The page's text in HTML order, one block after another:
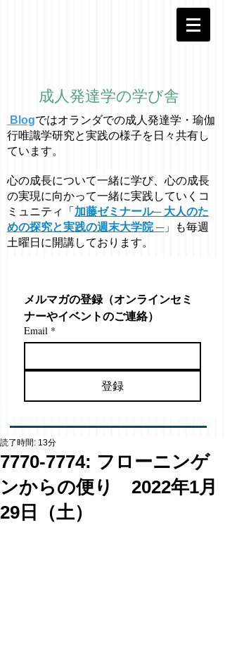
成人発達学の学び舎
Blogではオラ ンダでの成人発達学・ 瑜伽
行唯識学研究と実践の様子を日々共有し
ています。
心の成長について一緒に学び、心の成長
の実現に向かって一緒に実践していくコ
ミュニティ「 加藤ゼミナール─ 大人のた
めの探究と実践の週末大学院 ─」も毎週
土曜日に開講しております。
メルマガの登録（オンラインセミ
ナーやイベントのご連絡）
Email *
登録
7770-7774: フローニンゲ
ンからの便り 2022年1月
29日（土）
読了時間: 13分